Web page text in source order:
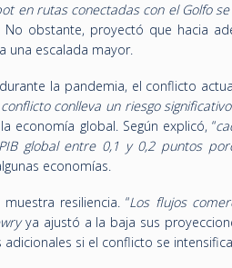
en rutas conectadas con el Golfo
No obstante, proyectó que hacia
una escalada mayor.
la pandemia, el conflicto
conlleva un riesgo
economía global. Según explicó, “
global entre 0,1 y 0,2 puntos
economías.
resiliencia. “Los flujos
ya ajustó a la baja sus
si el conflicto se